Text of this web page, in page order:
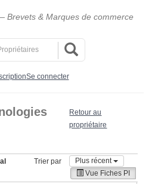
Brevets & Marques de commerce
Se connecter
Retour au
propriétaire
Trier par
Plus récent
Vue Fiches PI